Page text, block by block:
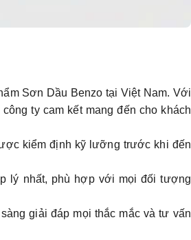
Sơn Dầu Benzo tại Việt Nam. Với
ty cam kết mang đến cho khách
kiểm định kỹ lưỡng trước khi đến
lý nhất, phù hợp với mọi đối tượng
giải đáp mọi thắc mắc và tư vấn